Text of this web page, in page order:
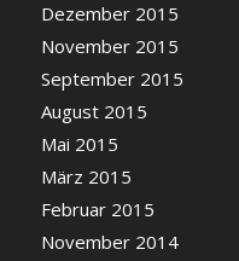
Dezember 2015
November 2015
September 2015
August 2015
Mai 2015
März 2015
Februar 2015
November 2014